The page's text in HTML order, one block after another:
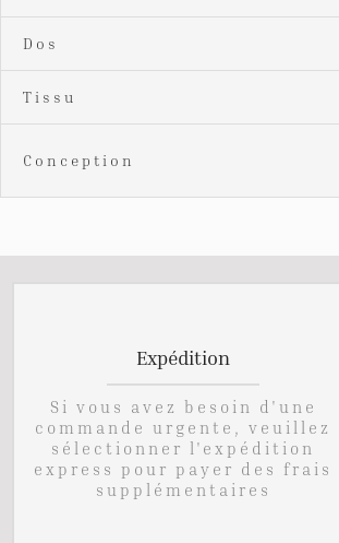
Dos
Tissu
Conception
Expédition
Si vous avez besoin d'une
commande urgente, veuillez
sélectionner l'expédition
express pour payer des frais
supplémentaires